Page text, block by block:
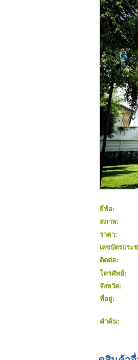
ยี่ห้อ:
สภาพ:
ราคา:
เลขบัตรประ
ติดต่อ:
โทรศัพย์:
จังหวัด:
ที่อยู่:
คำค้น: